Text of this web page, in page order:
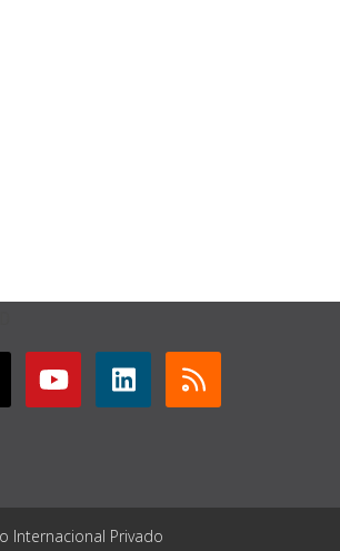
Internacional Privado